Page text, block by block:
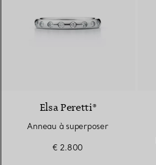
Elsa Peretti®
Anneau à superposer
€ 2.800